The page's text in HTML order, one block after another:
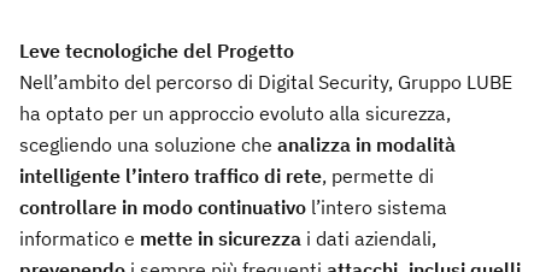
Leve tecnologiche del Progetto
Nell’ambito del percorso di Digital Security, Gruppo LUBE
ha optato per un approccio evoluto alla sicurezza,
scegliendo una soluzione che analizza in modalità
intelligente l’intero traffico di rete, permette di
controllare in modo continuativo l’intero sistema
informatico e mette in sicurezza i dati aziendali,